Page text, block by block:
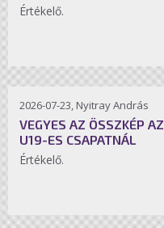
Értékelő.
2026-07-23, Nyitray András
VEGYES AZ ÖSSZKÉP AZ
U19-ES CSAPATNÁL
Értékelő.